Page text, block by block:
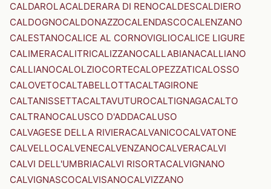
CALDAROLACALDERARA DI RENOCALDESCALDIERO
CALDOGNOCALDONAZZOCALENDASCOCALENZANO
CALESTANOCALICE AL CORNOVIGLIOCALICE LIGURE
CALIMERACALITRICALIZZANOCALLABIANACALLIANO
CALLIANOCALOLZIOCORTECALOPEZZATICALOSSO
CALOVETOCALTABELLOTTACALTAGIRONE
CALTANISSETTACALTAVUTUROCALTIGNAGACALTO
CALTRANOCALUSCO D'ADDACALUSO
CALVAGESE DELLA RIVIERACALVANICOCALVATONE
CALVELLOCALVENECALVENZANOCALVERACALVI
CALVI DELL'UMBRIACALVI RISORTACALVIGNANO
CALVIGNASCOCALVISANOCALVIZZANO